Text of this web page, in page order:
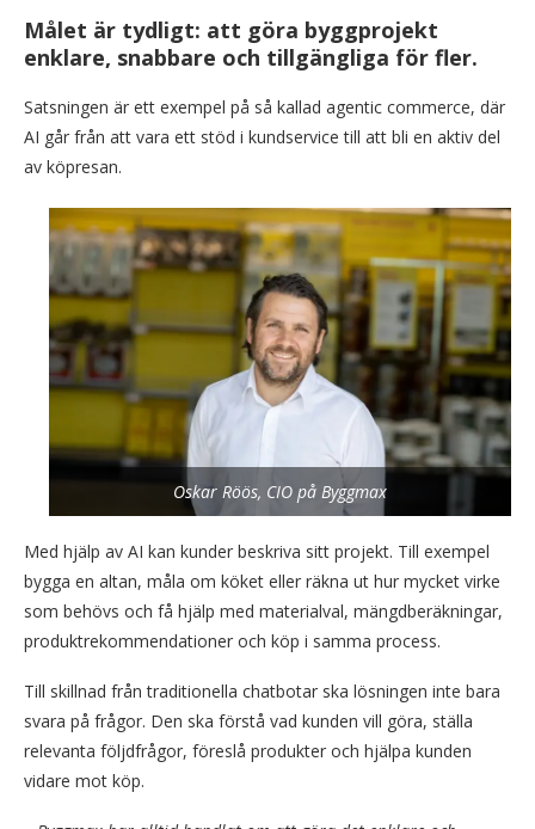
Målet är tydligt: att göra byggprojekt
enklare, snabbare och tillgängliga för fler.
Satsningen är ett exempel på så kallad agentic commerce, där
AI går från att vara ett stöd i kundservice till att bli en aktiv del
av köpresan.
Oskar Röös, CIO på Byggmax
Med hjälp av AI kan kunder beskriva sitt projekt. Till exempel
bygga en altan, måla om köket eller räkna ut hur mycket virke
som behövs och få hjälp med materialval, mängdberäkningar,
produktrekommendationer och köp i samma process.
Till skillnad från traditionella chatbotar ska lösningen inte bara
svara på frågor. Den ska förstå vad kunden vill göra, ställa
relevanta följdfrågor, föreslå produkter och hjälpa kunden
vidare mot köp.